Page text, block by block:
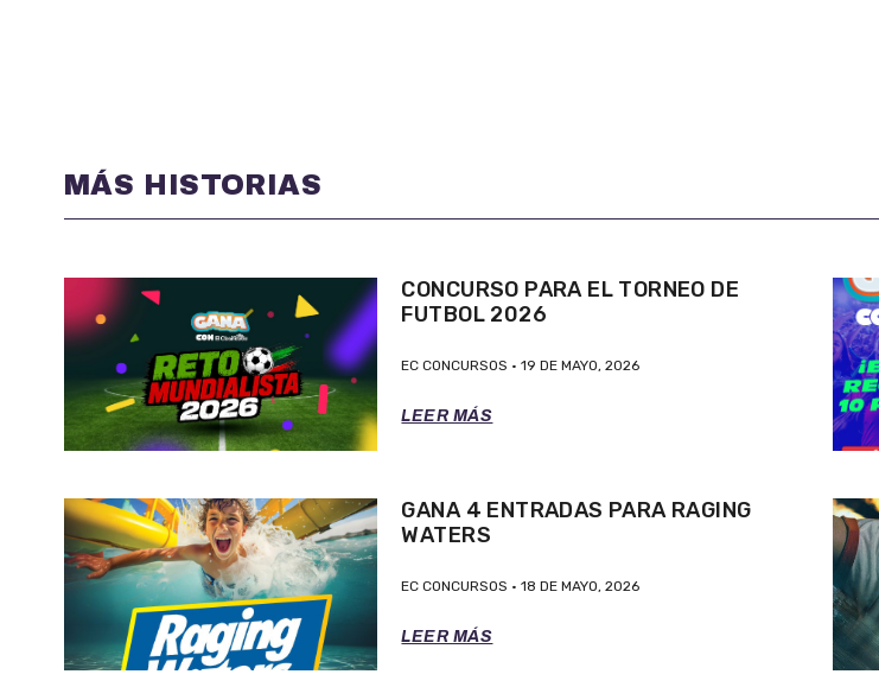
MÁS HISTORIAS
CONCURSO PARA EL TORNEO DE
FUTBOL 2026
EC CONCURSOS 19 DE MAYO, 2026
LEER MÁS
GANA 4 ENTRADAS PARA RAGING
WATERS
EC CONCURSOS 18 DE MAYO, 2026
LEER MÁS